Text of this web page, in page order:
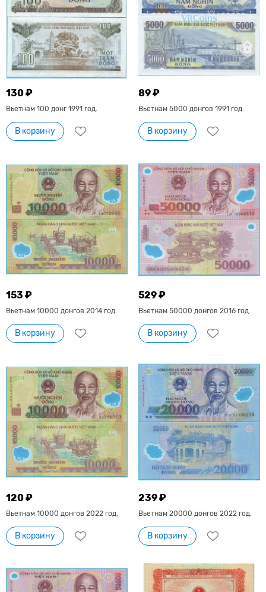
130 ₽
Вьетнам 100 донг 1991 год.
В корзину
89 ₽
Вьетнам 5000 донгов 1991 год.
В корзину
153 ₽
Вьетнам 10000 донгов 2014 год.
В корзину
529 ₽
Вьетнам 50000 донгов 2016 год.
В корзину
120 ₽
Вьетнам 10000 донгов 2022 год.
В корзину
239 ₽
Вьетнам 20000 донгов 2022 год.
В корзину